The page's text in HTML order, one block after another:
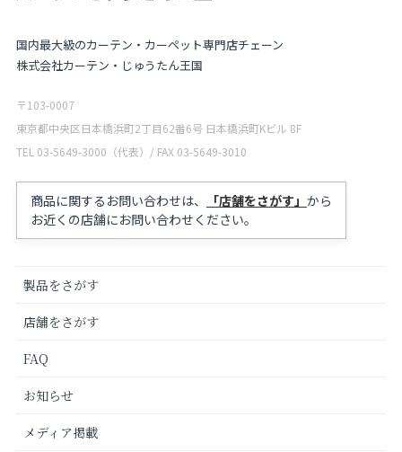
国内最大級のカーテン・カーペット専門店チェーン
株式会社カーテン・じゅうたん王国
〒103-0007
東京都中央区日本橋浜町2丁目62番6号 日本橋浜町Kビル 8F
TEL 03-5649-3000（代表）/ FAX 03-5649-3010
商品に関するお問い合わせは、 「店舗をさがす」 から
お近くの店舗にお問い合わせください。
製品をさがす
店舗をさがす
FAQ
お知らせ
メディア掲載